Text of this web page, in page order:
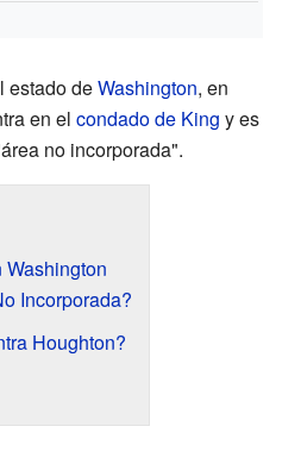
estado deWashington, en
en el condado de King y es
no incorporada".
Incorporada?
Houghton?